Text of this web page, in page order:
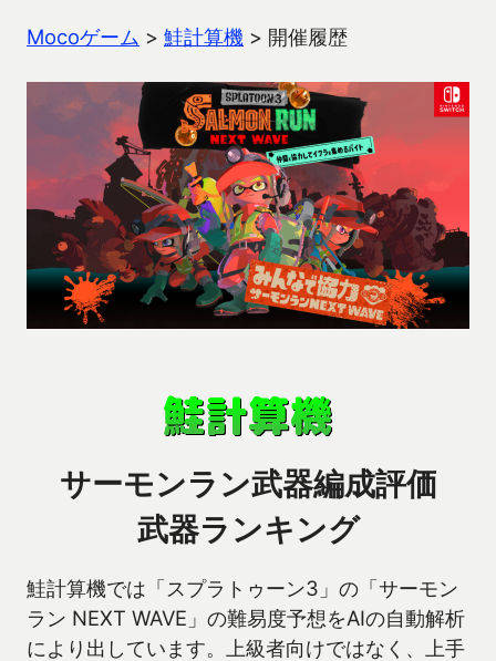
Mocoゲーム > 鮭計算機 > 開催履歴
サーモンラン武器編成評価
武器ランキング
鮭計算機では「スプラトゥーン3」の「サーモン
ラン NEXT WAVE」の難易度予想をAIの自動解析
により出しています。上級者向けではなく、上手